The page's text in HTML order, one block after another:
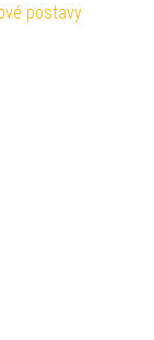
postavy